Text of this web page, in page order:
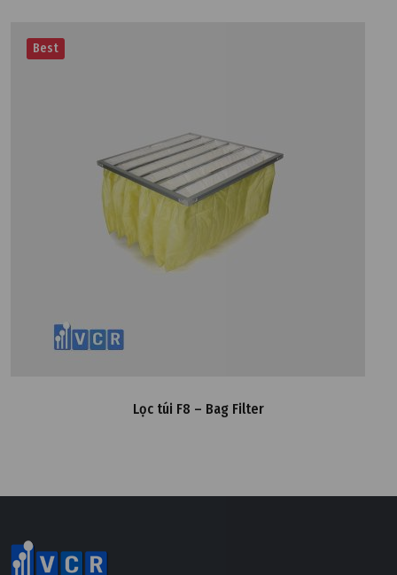
Best
Lọc túi F8 – Bag Filter